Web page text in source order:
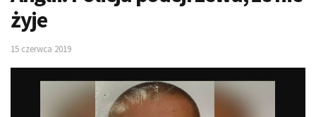
żyje
15 czerwca 2019